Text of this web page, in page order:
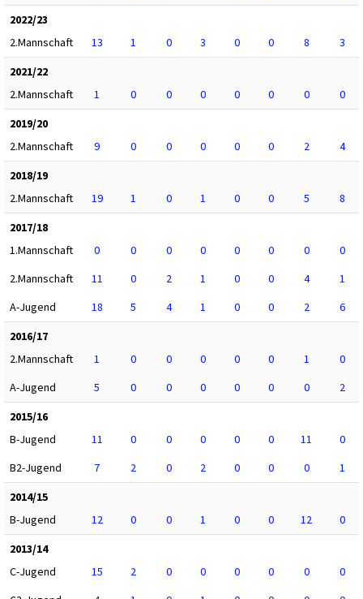
2022/23
2.Mannschaft
13 1 0 3 0 0 8
3
2021/22
2.Mannschaft
1 0 0 0 0 0 0
0
2019/20
2.Mannschaft
9 0 0 0 0 0 2
4
2018/19
2.Mannschaft
19 1 0 1 0 0 5
8
2017/18
1.Mannschaft
0 0 0 0 0 0 0
0
2.Mannschaft
11 0 2 1 0 0 4
1
A-Jugend
18 5 4 1 0 0 2
6
2016/17
2.Mannschaft
1 0 0 0 0 0 1
0
A-Jugend
5 0 0 0 0 0 0
2
2015/16
B-Jugend
11 0 0 0 0 0 11
0
B2-Jugend
7 2 0 2 0 0 0
1
2014/15
B-Jugend
12 0 0 1 0 0 12
0
2013/14
C-Jugend
15 2 0 0 0 0 0
0